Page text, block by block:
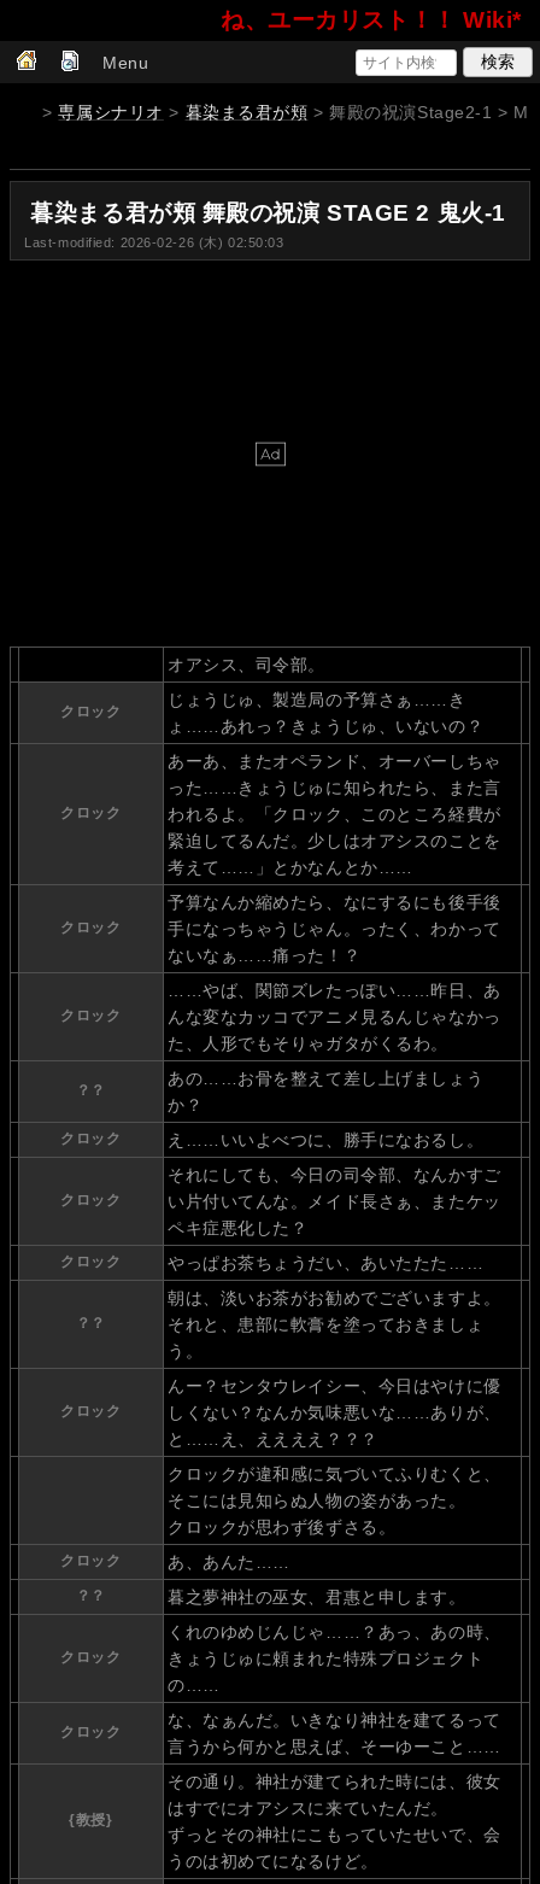
ね、ユーカリスト！！ Wiki*
Menu
>専属シナリオ > 暮染まる君が頬 > 舞殿の祝演Stage2-1 > M
暮染まる君が頬 舞殿の祝演 STAGE 2 鬼火-1
Last-modified: 2026-02-26 (木) 02:50:03
オアシス、司令部。
クロック
じょうじゅ、製造局の予算さぁ……き
ょ……あれっ？きょうじゅ、いないの？
クロック
あーあ、またオペランド、オーバーしちゃ
った……きょうじゅに知られたら、また言
われるよ。「クロック、このところ経費が
緊迫してるんだ。少しはオアシスのことを
考えて……」とかなんとか……
クロック
予算なんか縮めたら、なにするにも後手後
手になっちゃうじゃん。ったく、わかって
ないなぁ……痛った！？
クロック
……やば、関節ズレたっぽい……昨日、あ
んな変なカッコでアニメ見るんじゃなかっ
た、人形でもそりゃガタがくるわ。
？？
あの……お骨を整えて差し上げましょう
か？
クロック え……いいよべつに、勝手になおるし。
クロック
それにしても、今日の司令部、なんかすご
い片付いてんな。メイド長さぁ、またケッ
ペキ症悪化した？
クロック やっぱお茶ちょうだい、あいたたた……
？？
朝は、淡いお茶がお勧めでございますよ。
それと、患部に軟膏を塗っておきましょ
う。
クロック
んー？センタウレイシー、今日はやけに優
しくない？なんか気味悪いな……ありが、
と……え、ええええ？？？
クロックが違和感に気づいてふりむくと、
そこには見知らぬ人物の姿があった。
クロックが思わず後ずさる。
クロック あ、あんた……
？？ 暮之夢神社の巫女、君惠と申します。
クロック
くれのゆめじんじゃ……？あっ、あの時、
きょうじゅに頼まれた特殊プロジェクト
の……
クロック
な、なぁんだ。いきなり神社を建てるって
言うから何かと思えば、そーゆーこと……
{教授}
その通り。神社が建てられた時には、彼女
はすでにオアシスに来ていたんだ。
ずっとその神社にこもっていたせいで、会
うのは初めてになるけど。